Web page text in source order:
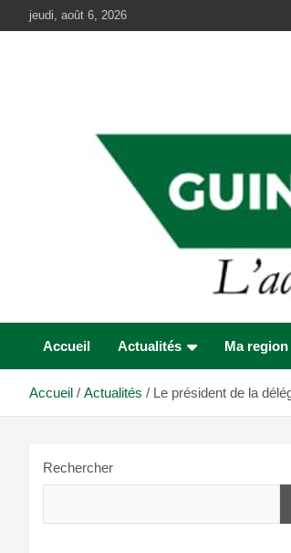
au
jeudi, août 6, 2026
Accueil Actualités Ma region
Accueil Actualités Le président de la
Rechercher